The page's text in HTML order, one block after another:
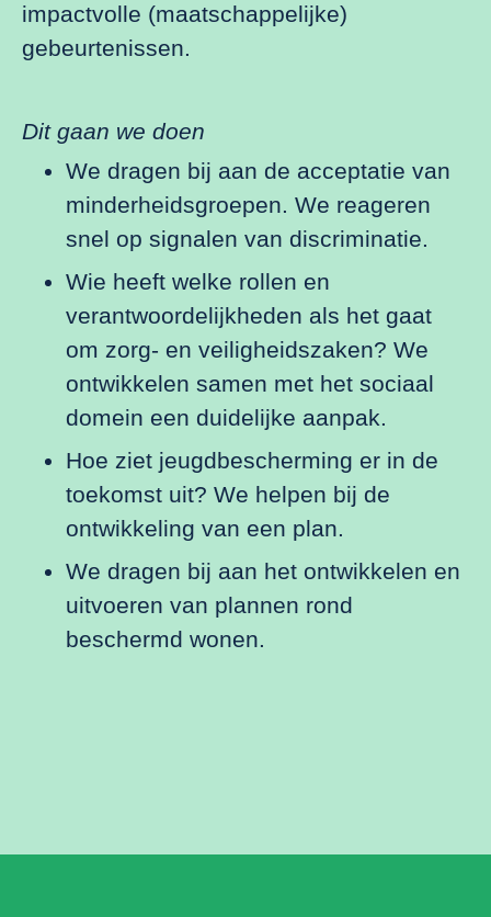
impactvolle (maatschappelijke)
gebeurtenissen.
Dit gaan we doen
We dragen bij aan de acceptatie van
minderheidsgroepen. We reageren
snel op signalen van discriminatie.
Wie heeft welke rollen en
verantwoordelijkheden als het gaat
om zorg- en veiligheidszaken? We
ontwikkelen samen met het sociaal
domein een duidelijke aanpak.
Hoe ziet jeugdbescherming er in de
toekomst uit? We helpen bij de
ontwikkeling van een plan.
We dragen bij aan het ontwikkelen en
uitvoeren van plannen rond
beschermd wonen.